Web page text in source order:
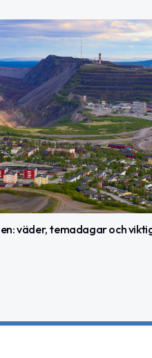
väder, temadagar och